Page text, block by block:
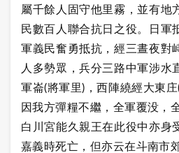
屬千餘人固守他里霧，並有地
民數百人聯合抗日之役。日軍
軍義民奮勇抵抗，經三晝夜對
人多勢眾，兵分三路中軍涉水
軍崙(將軍里)，西陣繞經大東
因我方彈糧不繼，全軍覆没，
白川宮能久親王在此役中亦身
嘉義時死亡，但亦云在斗南市